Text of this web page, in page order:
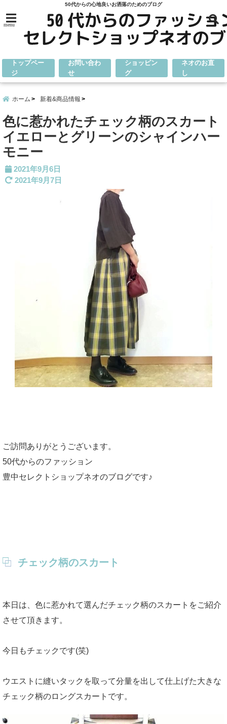
50代からの心地良いお洒落のためのブログ
menu
トップペー
ジ
お問い合わ
せ
ショッピン
グ
ネオのお直
し
ホーム 新着&商品情報
色に惹かれたチェック柄のスカート
イエローとグリーンのシャインハー
モニー
2021年9月6日
2021年9月7日
ご訪問ありがとうございます。
50代からのファッション
豊中セレクトショップネオのブログです♪
チェック柄のスカート
本日は、色に惹かれて選んだチェック柄のスカートをご紹介
させて頂きます。
今日もチェックです(笑)
ウエストに縫いタックを取って分量を出して仕上げた大きな
チェック柄のロングスカートです。